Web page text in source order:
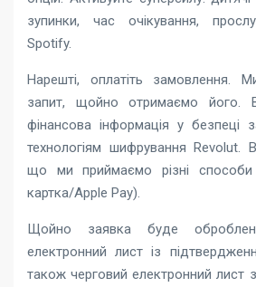
зупинки, час очікування,
Spotify.
Нарешті, оплатіть замовлення.
запит, щойно отримаємо його.
фінансова інформація у безпеці
технологіям шифрування Revolut.
що ми приймаємо різні способи
картка/Apple Pay).
Щойно заявка буде
електронний лист із
також черговий електронний лист